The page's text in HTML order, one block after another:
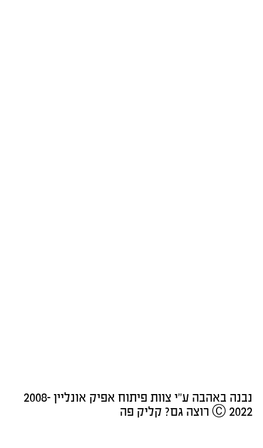
נבנה באהבה ע"י צוות פיתוח אפיק אונליין 2008-
2022 Ⓒ רוצה גם? קליק פה